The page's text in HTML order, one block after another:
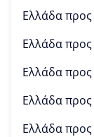
Ελλάδα προς
Ελλάδα προς
Ελλάδα προς
Ελλάδα προς
Ελλάδα προς